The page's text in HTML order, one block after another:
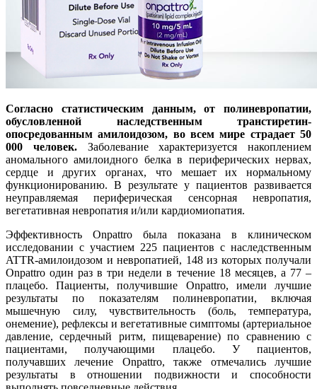
Согласно статистическим данным, от полиневропатии,
обусловленной наследственным транстиретин-
опосредованным амилоидозом, во всем мире страдает 50
000 человек. Заболевание характеризуется накоплением
аномального амилоидного белка в периферических нервах,
сердце и других органах, что мешает их нормальному
функционированию. В результате у пациентов развивается
неуправляемая периферическая сенсорная невропатия,
вегетативная невропатия и/или кардиомиопатия.
Эффективность Onpattro была показана в клиническом
исследовании с участием 225 пациентов с наследственным
ATTR-амилоидозом и невропатией, 148 из которых получали
Onpattro один раз в три недели в течение 18 месяцев, а 77 –
плацебо. Пациенты, получившие Onpattro, имели лучшие
результаты по показателям полиневропатии, включая
мышечную силу, чувствительность (боль, температура,
онемение), рефлексы и вегетативные симптомы (артериальное
давление, сердечный ритм, пищеварение) по сравнению с
пациентами, получающими плацебо. У пациентов,
получавших лечение Onpattro, также отмечались лучшие
результаты в отношении подвижности и способности